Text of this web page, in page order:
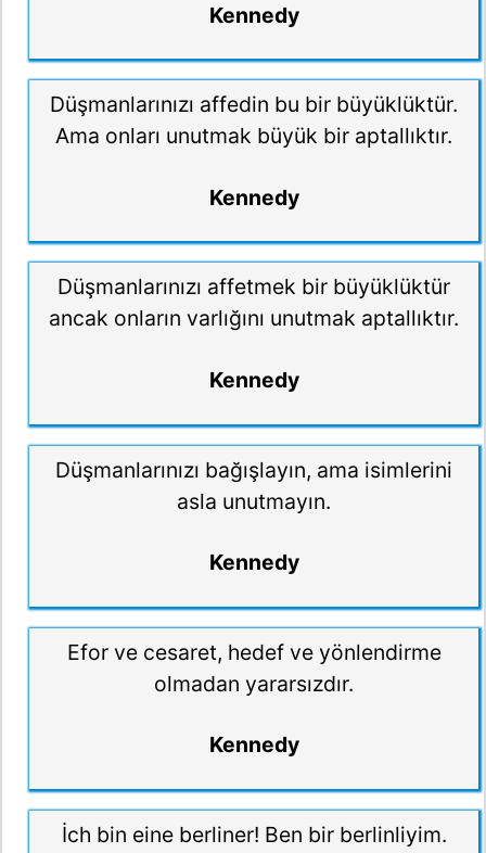
Kennedy
Düşmanlarınızı affedin bu bir büyüklüktür.
Ama onları unutmak büyük bir aptallıktır.
Kennedy
Düşmanlarınızı affetmek bir büyüklüktür
ancak onların varlığını unutmak aptallıktır.
Kennedy
Düşmanlarınızı bağışlayın, ama isimlerini
asla unutmayın.
Kennedy
Efor ve cesaret, hedef ve yönlendirme
olmadan yararsızdır.
Kennedy
İch bin eine berliner! Ben bir berlinliyim.